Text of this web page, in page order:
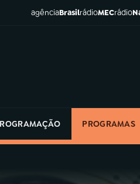
agênciaBrasilrádioMECrádio
PROGRAMAS